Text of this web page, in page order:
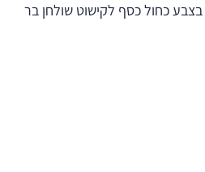
בצבע כחול כסף לקישוט שולחן בר